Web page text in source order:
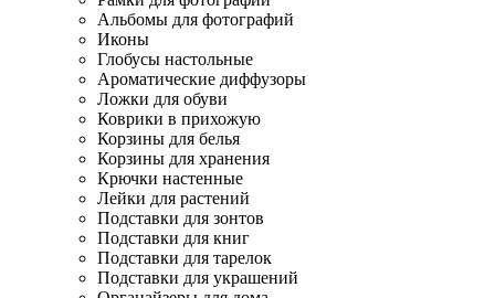
Альбомы для фотографий
Иконы
Глобусы настольные
Ароматические диффузоры
Ложки для обуви
Коврики в прихожую
Корзины для белья
Корзины для хранения
Крючки настенные
Лейки для растений
Подставки для зонтов
Подставки для книг
Подставки для тарелок
Подставки для украшений